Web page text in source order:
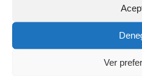
Ver
en el departamento de
la Universidad de
diferentes Comités de
Europea relacionados
una vía para poner en